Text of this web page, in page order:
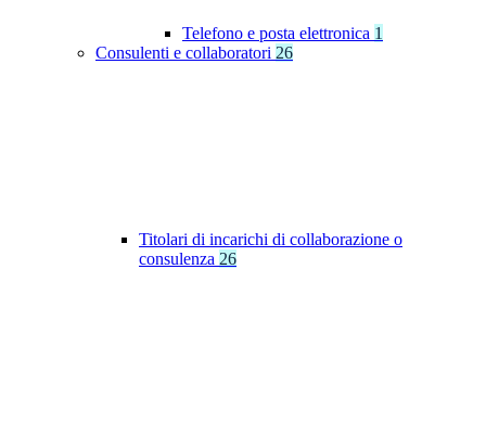
Telefono e posta elettronica 1
Consulenti e collaboratori 26
Titolari di incarichi di collaborazione o
consulenza 26